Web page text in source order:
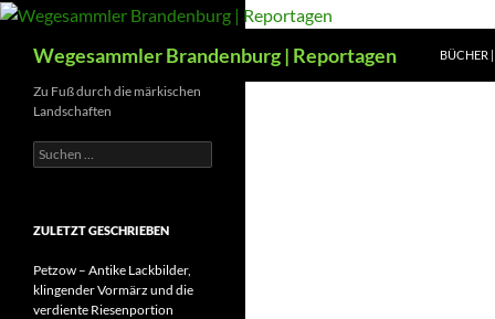
Zum
springenWegesammler Brandenburg | Reportagen BÜCHER
Zu Fuß durch die märkischen
Landschaften
Suchen
nach:
ZULETZT GESCHRIEBEN
Petzow – Antike Lackbilder,
klingender Vormärz und die
verdiente Riesenportion